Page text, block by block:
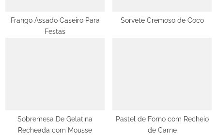
t
Frango Assado Caseiro Para
Festas
Sorvete Cremoso de Coco
Sobremesa De Gelatina
Recheada com Mousse
Pastel de Forno com Recheio
de Carne